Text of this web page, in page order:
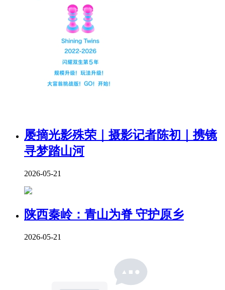
屡摘光影殊荣｜摄影记者陈初｜携镜
寻梦踏山河
2026-05-21
陕西秦岭：青山为脊 守护原乡
2026-05-21